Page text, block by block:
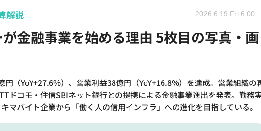
金融事業を始める理由 5枚目の写真・画
（YoY+27.6%）、営業利益38億円（YoY+16.8%）を達成。営業組織の
ドコモ・住信SBIネット銀行との提携による金融事業進出を発表。勤務
マバイト企業から「働く人の信用インフラ」への進化を目指している。
解説 2026.6.19 Fri 6:00